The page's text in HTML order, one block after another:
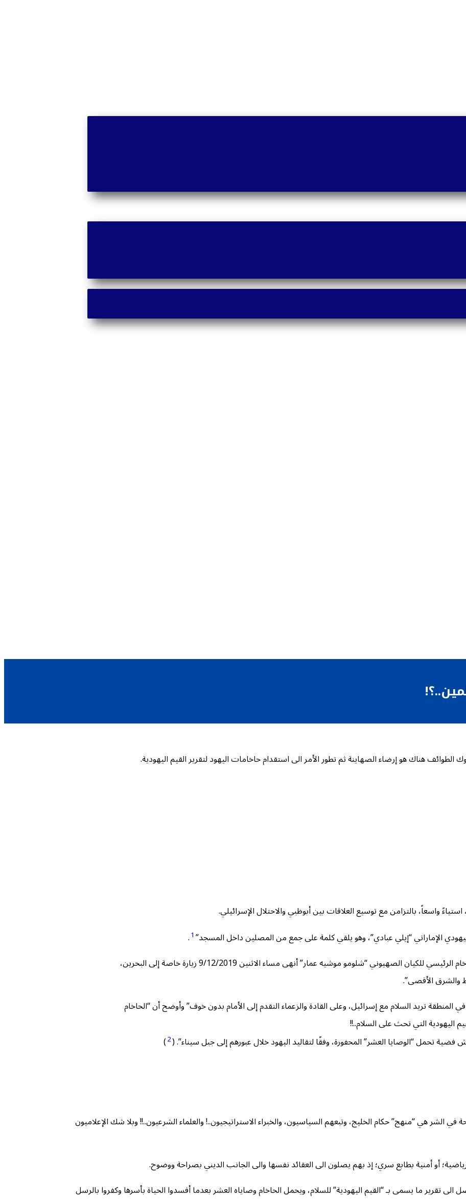
الطوائف هناك هو إرضاء الصهاينة ثم تطور الأمر الى استقدام حاخامات اليهود لتقرير القيم اليهودية.
واسعاً، بالتزامن مع توسيع العلاقات بين أبوظبي والاحتلال الإسرائيلي.
الإماراتي “إيلي عبادي”، وهو يلقي كلمة على جمع من المصلين داخل المسجد”1
.
“كشف المراسل السياسي للقناة الإسرائيلية (12) أن “الحاخام الرئيسي للكيان الصهيوني “شلومو موشيه عمار” أنهى مساء الاثنين 9/12/2019 زيارة خاصة إلى البحرين،
والشرق الأقصى”.
ترجمته “عربي21” أن “الشعوب في المنطقة تريد السلام مع إسرائيل، وعلى القادة والزعماء التقدم إلى الأمام بدون خوف” وأوضح أن “الحاخام
اليهودية التي تحث على السلام..!!
فضية تحمل “الوصايا العشر” المحفورة، وفقًا لتقاليد اليهود خلال عبورهم إلى جبل سيناء”. (2
)
الشر هي “منهج” حكام الخليج، وتبعهم السياسيون، والخبراء الاستراتيجيون..! والعلماء الشرعيون..!! وبلا شك الإعلاميون
أو أمنية بطابع سري؛ إذ بهم يصلون الى العقائد نفسها والى الجانب الديني بصراحة ووضوح.
تقرير ما يسمى بـ “القيم اليهودية” للسلام، ويحمل الحاخام وصاياه العشر بعدما أفسدوا الحياة بأسرها وكفروا بالرسل